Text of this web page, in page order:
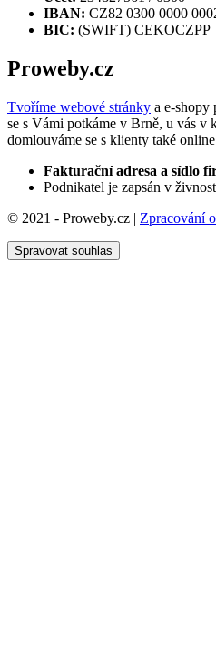
IBAN: CZ82 0300 0000
BIC: (SWIFT) CEKOCZPP
Proweby.cz
Tvoříme webové stránky a e-shopy
se s Vámi potkáme v Brně, u vás v
domlouváme se s klienty také
Fakturační adresa a sídlo
Podnikatel je zapsán v
© 2021 - Proweby.cz | Zpracování
Spravovat souhlas